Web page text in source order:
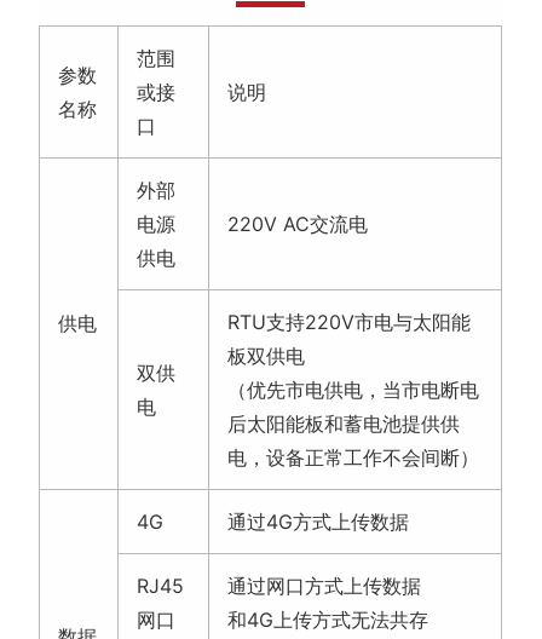
参数
名称
范围
或接
口
说明
供电
外部
电源
供电
220V AC交流电
双供
电
RTU支持220V市电与太阳能
板双供电
（优先市电供电，当市电断电
后太阳能板和蓄电池提供供
电，设备正常工作不会间断）
4G 通过4G方式上传数据
RJ45
网口
通过网口方式上传数据
和4G上传方式无法共存